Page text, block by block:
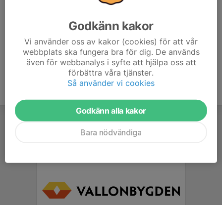
Fredrik Rylander 0708-848321
Godkänn kakor
Vi använder oss av kakor (cookies) för att vår
webbplats ska fungera bra för dig. De används
även för webbanalys i syfte att hjälpa oss att
förbättra våra tjänster.
Så använder vi cookies
Godkänn alla kakor
Bara nödvändiga